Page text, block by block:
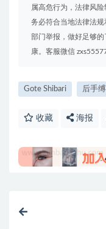
属高危行为，法律风
务必符合当地法律法
部门举报，做好足够
康。客服微信
Gote Shibari 后手缚
收藏 海报